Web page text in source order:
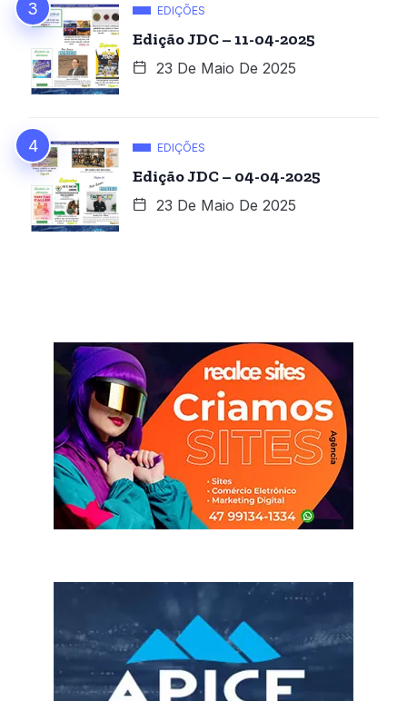
EDIÇÕES
Edição JDC – 11-04-2025
23 De Maio De 2025
EDIÇÕES
Edição JDC – 04-04-2025
23 De Maio De 2025